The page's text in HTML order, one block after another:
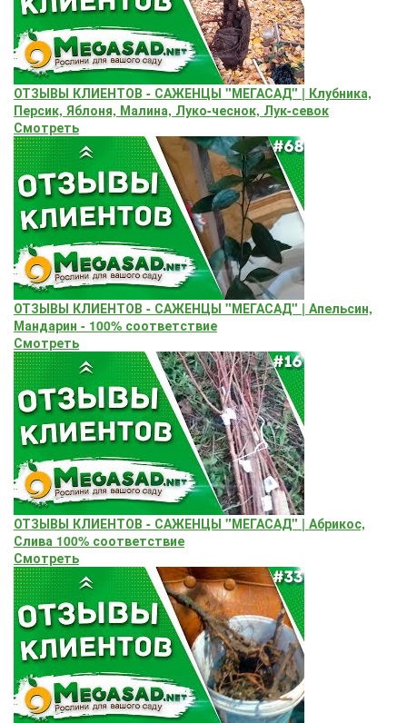
ОТЗЫВЫ КЛИЕНТОВ - САЖЕНЦЫ "МЕГАСАД" | Клубника,
Персик, Яблоня, Малина, Луко-чеснок, Лук-севок
Смотреть
ОТЗЫВЫ КЛИЕНТОВ - САЖЕНЦЫ "МЕГАСАД" | Апельсин,
Мандарин - 100% соответствие
Смотреть
ОТЗЫВЫ КЛИЕНТОВ - САЖЕНЦЫ "МЕГАСАД" | Абрикос,
Слива 100% соответствие
Смотреть